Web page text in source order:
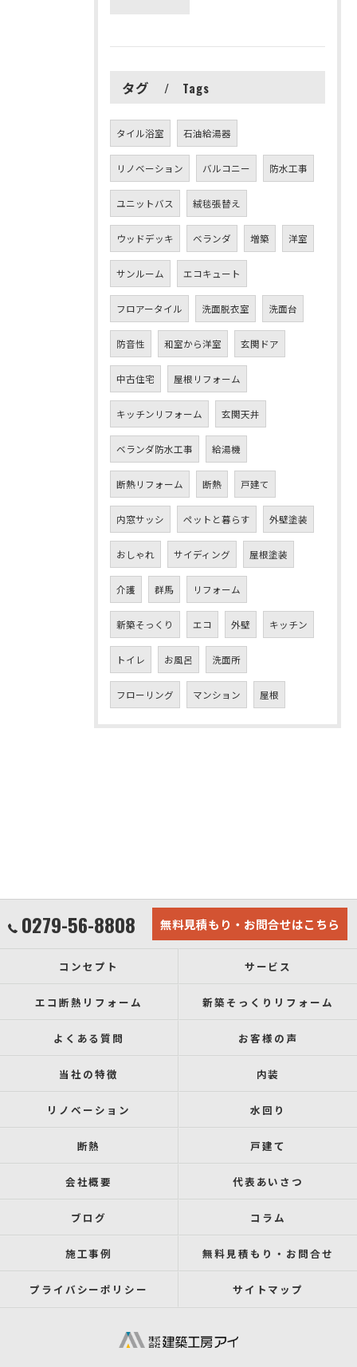
タグ Tags
タイル浴室 石油給湯器
リノベーション バルコニー 防水工事
ユニットバス 絨毯張替え
ウッドデッキ ベランダ 増築 洋室
サンルーム エコキュート
フロアータイル 洗面脱衣室 洗面台
防音性 和室から洋室 玄関ドア
中古住宅 屋根リフォーム
キッチンリフォーム 玄関天井
ベランダ防水工事 給湯機
断熱リフォーム 断熱 戸建て
内窓サッシ ペットと暮らす 外壁塗装
おしゃれ サイディング 屋根塗装
介護 群馬 リフォーム
新築そっくり エコ 外壁 キッチン
トイレ お風呂 洗面所
フローリング マンション 屋根
0279-56-8808 無料見積もり・お問合せはこちら
コンセプト サービス
エコ断熱リフォーム 新築そっくりリフォーム
よくある質問 お客様の声
当社の特徴 内装
リノベーション 水回り
断熱 戸建て
会社概要 代表あいさつ
ブログ コラム
施工事例 無料見積もり・お問合せ
プライバシーポリシー サイトマップ